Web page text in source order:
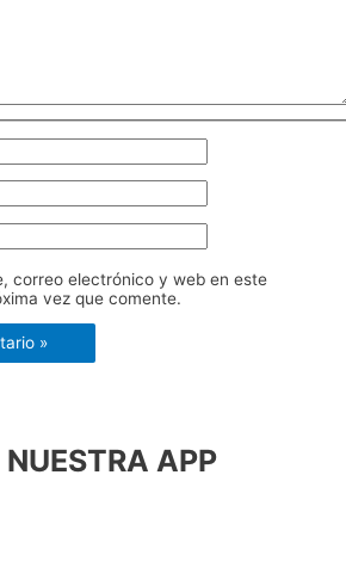
correo electrónico y web en este
vez que comente.
APP